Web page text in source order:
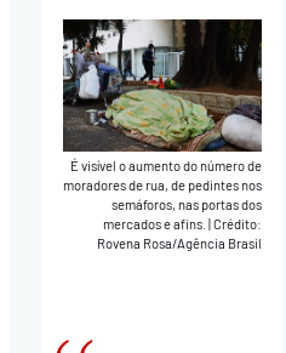
É visível o aumento do número de
moradores de rua, de pedintes nos
semáforos, nas portas dos
mercados e afins.
Crédito:
Rovena Rosa/Agência Brasil